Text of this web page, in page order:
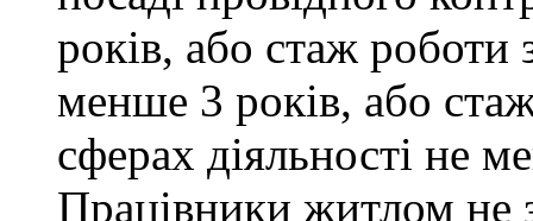
років, або стаж
менше 3 років, або
сферах діяльності не
Працівники житлом не